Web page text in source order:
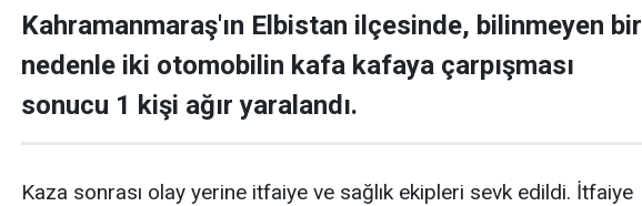
Kahramanmaraş'ın Elbistan ilçesinde, bilinmeyen bir
nedenle iki otomobilin kafa kafaya çarpışması
sonucu 1 kişi ağır yaralandı.
Kaza sonrası olay yerine itfaiye ve sağlık ekipleri sevk edildi. İtfaiye